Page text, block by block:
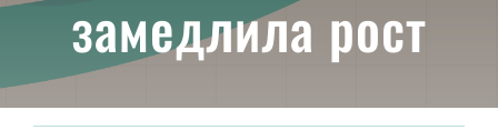
АКТУАЛЬНЫЕ
О ПРОЕКТЕ
замедлила рост